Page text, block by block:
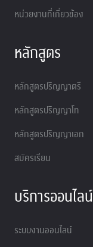
หน่วยงานที่เกี่ยวข้อง
หลักสูตร
หลักสูตรปริญญาตรี
หลักสูตรปริญญาโท
หลักสูตรปริญญาเอก
สมัครเรียน
บริการออนไลน์
ระบบงานออนไลน์